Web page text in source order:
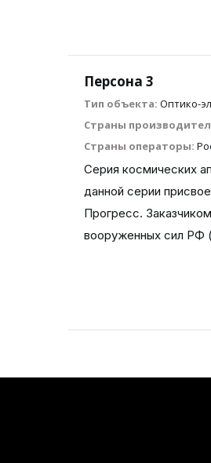
Персона 3
Тип объекта: Оптико-
Страны
Страны операторы:
Cерия космических
данной серии
Прогресс.
вооруженных сил РФ